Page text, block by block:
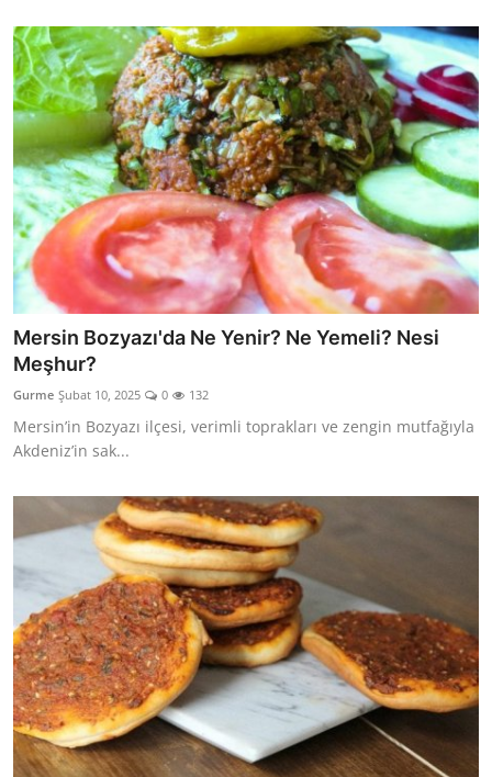
Mersin Bozyazı'da Ne Yenir? Ne Yemeli? Nesi
Meşhur?
Gurme Şubat 10, 2025 0 132
Mersin’in Bozyazı ilçesi, verimli toprakları ve zengin mutfağıyla
Akdeniz’in sak...